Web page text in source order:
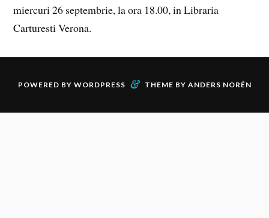
miercuri 26 septembrie, la ora 18.00, in Libraria
Carturesti Verona.
POWERED BY WORDPRESS & THEME BY ANDERS NORÉN